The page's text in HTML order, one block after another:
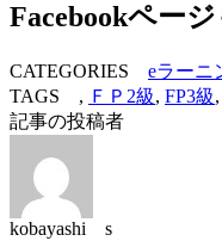
Facebookペー
CATEGORIES eラーニ
TAGS , ＦＰ2級, FP3級,
記事の投稿者
kobayashi s